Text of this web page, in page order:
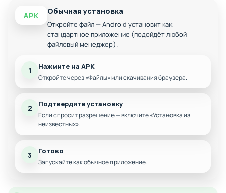
APK Обычная установка
Откройте файл — Android установит как
стандартное приложение (подойдёт любой
файловый менеджер).
1 Нажмите на APK
Откройте через «Файлы» или скачивания браузера.
2 Подтвердите установку
Если спросит разрешение — включите «Установка из
неизвестных».
3 Готово
Запускайте как обычное приложение.